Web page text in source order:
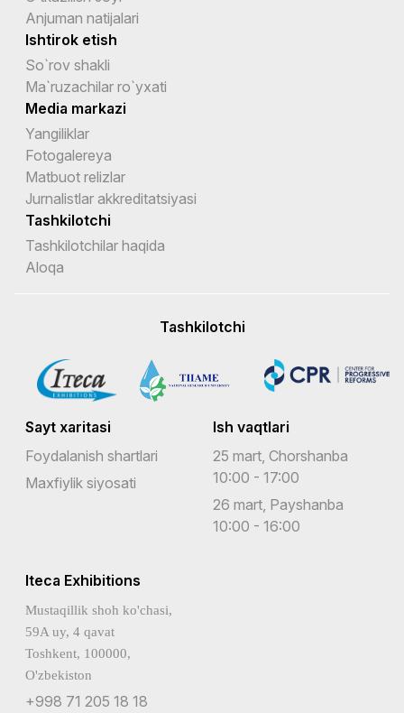
Anjuman natijalari
Ishtirok etish
So`rov shakli
Ma`ruzachilar ro`yxati
Media markazi
Yangiliklar
Fotogalereya
Matbuot relizlar
Jurnalistlar akkreditatsiyasi
Tashkilotchi
Tashkilotchilar haqida
Aloqa
Tashkilotchi
Sayt xaritasi
Foydalanish shartlari
Maxfiylik siyosati
Ish vaqtlari
25 mart, Chorshanba
10:00 - 17:00
26 mart, Payshanba
10:00 - 16:00
Iteca Exhibitions
Mustaqillik shoh ko'chasi,
59A uy, 4 qavat
Toshkent, 100000,
O'zbekiston
+998 71 205 18 18